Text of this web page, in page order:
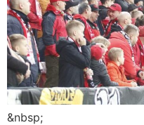
&nbsp;